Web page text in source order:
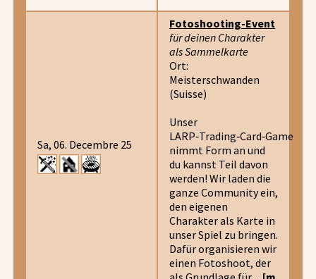
Sa, 06. Decembre 25
Fotoshooting-Event
für deinen Charakter
als Sammelkarte
Ort:
Meisterschwanden
(Suisse)
Unser
LARP‑Trading‑Card‑Game
nimmt Form an und
du kannst Teil davon
werden! Wir laden die
ganze Community ein,
den eigenen
Charakter als Karte in
unser Spiel zu bringen.
Dafür organisieren wir
einen Fotoshoot, der